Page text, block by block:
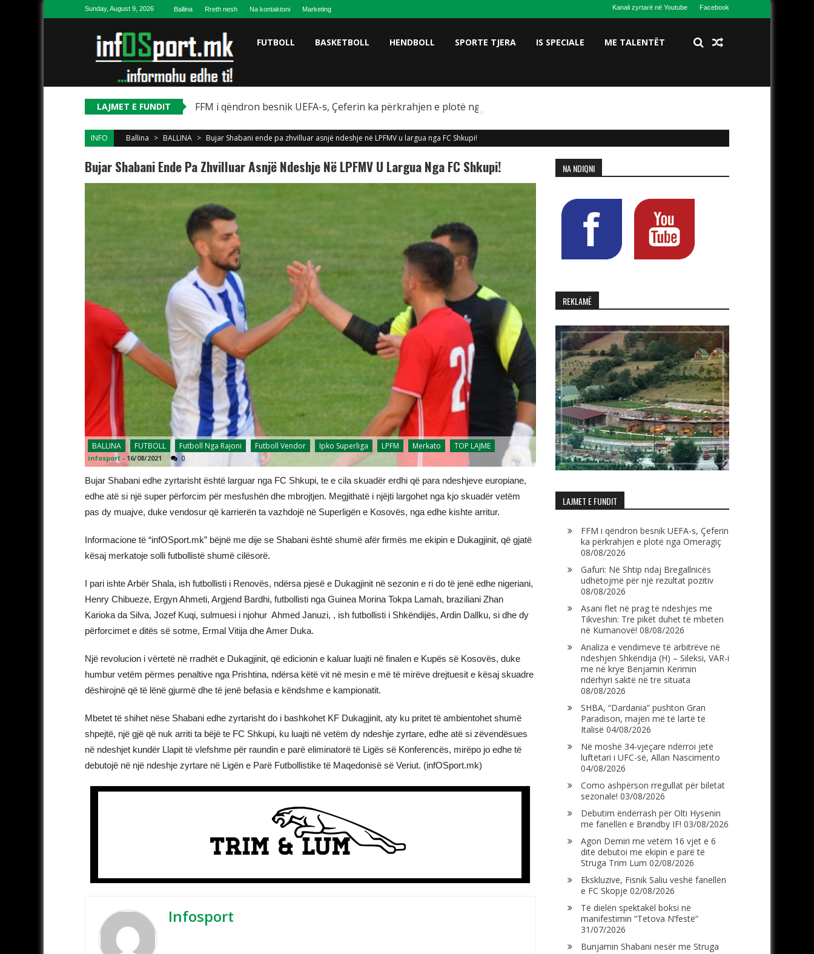
Skip to contentSunday, August 9, 2026 Ballina Rreth nesh Na kontaktoni Marketing Kanali zyrtarë në Youtube Facebook
FUTBOLL BASKETBOLL HENDBOLL SPORTE TJERA IS SPECIALE ME TALENTËT
LAJMET E FUNDIT FFM i qëndron besnik UEFA-s, Çeferin ka përkrahjen e plotë nga Omeragiç
INFO Ballina > BALLINA > Bujar Shabani ende pa zhvilluar asnjë ndeshje në LPFMV u largua nga FC Shkupi!
Bujar Shabani Ende Pa Zhvilluar Asnjë Ndeshje Në LPFMV U Largua Nga FC Shkupi!
BALLINA FUTBOLL Futboll Nga Rajoni Futboll Vendor Ipko Superliga LPFM Merkato TOP LAJME
infosport - 16/08/2021 0
Bujar Shabani edhe zyrtarisht është larguar nga FC Shkupi, te e cila skuadër erdhi që para ndeshjeve europiane,
edhe atë si një super përforcim për mesfushën dhe mbrojtjen. Megjithatë i njëjti largohet nga kjo skuadër vetëm
pas dy muajve, duke vendosur që karrierën ta vazhdojë në Superligën e Kosovës, nga edhe kishte arritur.
Informacione të “infOSport.mk” bëjnë me dije se Shabani është shumë afër firmës me ekipin e Dukagjinit, që gjatë
kësaj merkatoje solli futbollistë shumë cilësorë.
I pari ishte Arbër Shala, ish futbollisti i Renovës, ndërsa pjesë e Dukagjinit në sezonin e ri do të jenë edhe nigeriani,
Henry Chibueze, Ergyn Ahmeti, Argjend Bardhi, futbollisti nga Guinea Morina Tokpa Lamah, braziliani Zhan
Karioka da Silva, Jozef Kuqi, sulmuesi i njohur Ahmed Januzi, , ish futbollisti i Shkëndijës, Ardin Dallku, si dhe dy
përforcimet e ditës së sotme, Ermal Vitija dhe Amer Duka.
Një revolucion i vërtetë në rradhët e Dukagjinit, që edicionin e kaluar luajti në finalen e Kupës së Kosovës, duke
humbur vetëm përmes penaltive nga Prishtina, ndërsa këtë vit në mesin e më të mirëve drejtuesit e kësaj skuadre
dëshirojnë që të lënë gjurmë dhe të jenë befasia e këndshme e kampionatit.
Mbetet të shihet nëse Shabani edhe zyrtarisht do i bashkohet KF Dukagjinit, aty ku pritet të ambientohet shumë
shpejtë, një gjë që nuk arriti ta bëjë te FC Shkupi, ku luajti në vetëm dy ndeshje zyrtare, edhe atë si zëvendësues
në ndeshjet kundër Llapit të vlefshme për raundin e parë eliminatorë të Ligës së Konferencës, mirëpo jo edhe të
debutojë në një ndeshje zyrtare në Ligën e Parë Futbollistike të Maqedonisë së Veriut. (infOSport.mk)
Infosport
NA NDIQNI
REKLAMË
LAJMET E FUNDIT
FFM i qëndron besnik UEFA-s, Çeferin
ka përkrahjen e plotë nga Omeragiç
08/08/2026
Gafuri: Në Shtip ndaj Bregallnicës
udhëtojmë për një rezultat pozitiv
08/08/2026
Asani flet në prag të ndeshjes me
Tikveshin: Tre pikët duhet të mbeten
në Kumanovë! 08/08/2026
Analiza e vendimeve të arbitrëve në
ndeshjen Shkëndija (H) – Sileksi, VAR-i
me në krye Benjamin Kerimin
ndërhyri saktë në tre situata
08/08/2026
SHBA, “Dardania” pushton Gran
Paradison, majën më të lartë të
Italisë 04/08/2026
Në moshë 34-vjeçare ndërroi jetë
luftëtari i UFC-së, Allan Nascimento
04/08/2026
Como ashpërson rregullat për biletat
sezonale! 03/08/2026
Debutim ëndërrash për Olti Hysenin
me fanellën e Brøndby IF! 03/08/2026
Agon Demiri me vetëm 16 vjet e 6
ditë debutoi me ekipin e parë të
Struga Trim Lum 02/08/2026
Ekskluzive, Fisnik Saliu veshë fanellën
e FC Skopje 02/08/2026
Të dielën spektakël boksi në
manifestimin “Tetova N’festë”
31/07/2026
Bunjamin Shabani nesër me Struga